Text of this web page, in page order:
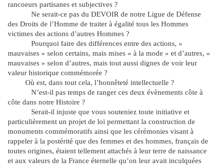
rancoeurs partisanes et subjectives ?
Ne serait-ce pas du DEVOIR de notre Ligue de Défense
des Droits de l’Homme de traiter à égalité tous les Hommes
victimes des actions d’autres Hommes ?
Pourquoi faire des différences entre des actions, «
mauvaises » selon certains, mais mises « à la mode » et d’autres, «
mauvaises » selon d’autres, mais tout aussi dignes de voir leur
valeur historique commémorée ?
Où est, dans tout cela, l’honnêteté intellectuelle ?
N’est-il pas temps de ranger ces deux évènements côte à
côte dans notre Histoire ?
Serait-il injuste que vous souteniez toute initiative et
particulièrement un projet de loi permettant la construction de
monuments commémoratifs ainsi que les cérémonies visant à
rappeler à la postérité que des femmes et des hommes, français de
toutes origines, étaient tellement attachés à leur terre de naissance
et aux valeurs de la France éternelle qu’on leur avait inculquées